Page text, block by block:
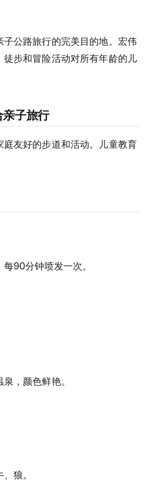
公路旅行的完美目的地。宏伟
步和冒险活动对所有年龄的儿
子旅行
友好的步道和活动。儿童教育
90分钟喷发一次。
，颜色鲜艳。
狼。